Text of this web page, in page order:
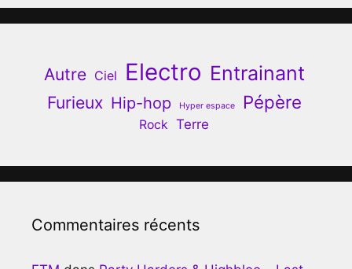
Autre Ciel Electro Entrainant
Furieux Hip-hop Hyper espace Pépère
Rock Terre
Commentaires récents